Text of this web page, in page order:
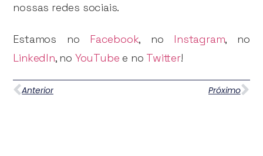
nossas redes sociais.
Estamos no Facebook, no Instagram, no
LinkedIn, no YouTube e no Twitter!
Anterior Próximo